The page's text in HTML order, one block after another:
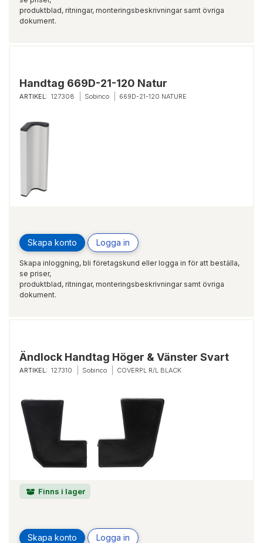
produktblad, ritningar, monteringsbeskrivningar samt övriga
dokument.
Handtag 669D-21-120 Natur
ARTIKEL: 127308 Sobinco 669D-21-120 NATURE
Skapa konto Logga in
Skapa inloggning, bli företagskund eller logga in för att beställa,
se priser,
produktblad, ritningar, monteringsbeskrivningar samt övriga
dokument.
Ändlock Handtag Höger & Vänster Svart
ARTIKEL: 127310 Sobinco COVERPL R/L BLACK
Finns i lager
Skapa konto Logga in